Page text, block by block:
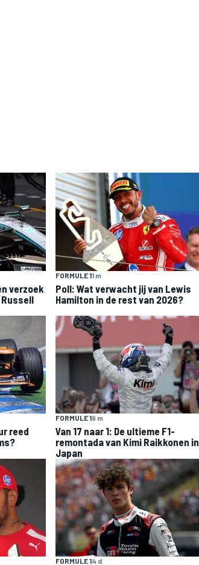
verzoek
FORMULE 11 m
Poll: Wat verwacht jij van Lewis
Hamilton in de rest van 2026?
reed
FORMULE 19 m
Van 17 naar 1: De ultieme F1-
remontada van Kimi Raikkonen in
Japan
FORMULE 14 d